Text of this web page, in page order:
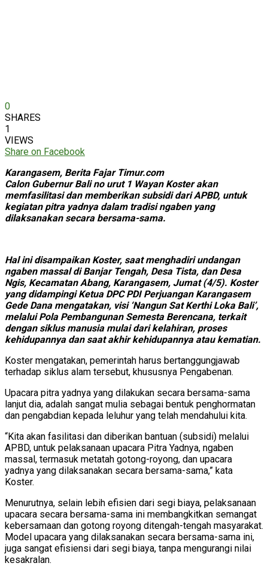
0
SHARES
1
VIEWS
Share on Facebook
Karangasem, Berita Fajar Timur.com
Calon Gubernur Bali no urut 1 Wayan Koster akan
memfasilitasi dan memberikan subsidi dari APBD, untuk
kegiatan pitra yadnya dalam tradisi ngaben yang
dilaksanakan secara bersama-sama.
Hal ini disampaikan Koster, saat menghadiri undangan
ngaben massal di Banjar Tengah, Desa Tista, dan Desa
Ngis, Kecamatan Abang, Karangasem, Jumat (4/5). Koster
yang didampingi Ketua DPC PDI Perjuangan Karangasem
Gede Dana mengatakan, visi ‘Nangun Sat Kerthi Loka Bali’,
melalui Pola Pembangunan Semesta Berencana, terkait
dengan siklus manusia mulai dari kelahiran, proses
kehidupannya dan saat akhir kehidupannya atau kematian.
Koster mengatakan, pemerintah harus bertanggungjawab
terhadap siklus alam tersebut, khususnya Pengabenan.
Upacara pitra yadnya yang dilakukan secara bersama-sama
lanjut dia, adalah sangat mulia sebagai bentuk penghormatan
dan pengabdian kepada leluhur yang telah mendahului kita.
“Kita akan fasilitasi dan diberikan bantuan (subsidi) melalui
APBD, untuk pelaksanaan upacara Pitra Yadnya, ngaben
massal, termasuk metatah gotong-royong, dan upacara
yadnya yang dilaksanakan secara bersama-sama,” kata
Koster.
Menurutnya, selain lebih efisien dari segi biaya, pelaksanaan
upacara secara bersama-sama ini membangkitkan semangat
kebersamaan dan gotong royong ditengah-tengah masyarakat.
Model upacara yang dilaksanakan secara bersama-sama ini,
juga sangat efisiensi dari segi biaya, tanpa mengurangi nilai
kesakralan.